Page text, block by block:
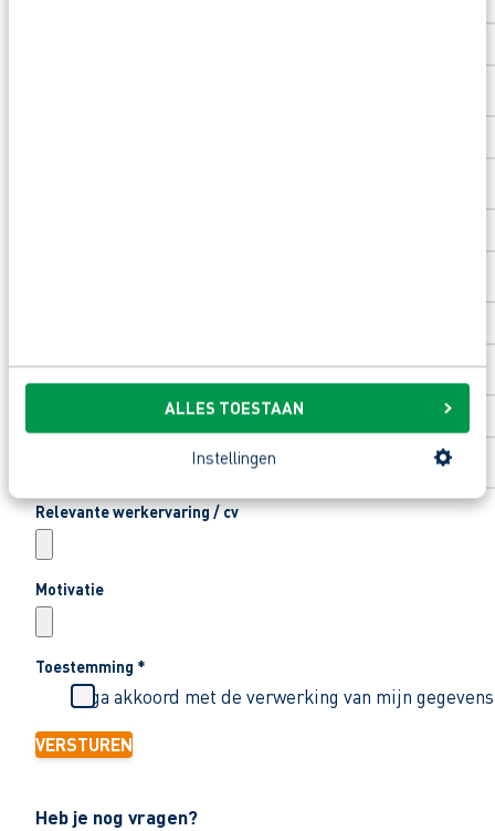
ALLES TOESTAAN
Instellingen
*
Relevante werkervaring / cv
Motivatie
Toestemming *
Ik ga akkoord met de verwerking van mijn
VERSTUREN
Heb je nog vragen?